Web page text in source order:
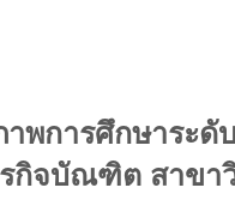
พการศึกษาระดั
กิจบัณฑิต สาขา